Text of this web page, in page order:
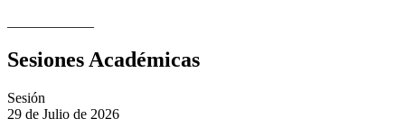
Sesiones Académicas
Sesión
29 de Julio de 2026